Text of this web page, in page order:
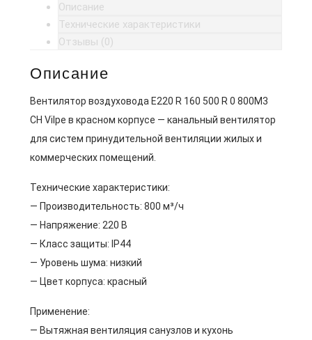
Описание
Технические характеристики
Отзывы (0)
Описание
Вентилятор воздуховода E220 R 160 500 R 0 800M3
CH Vilpe в красном корпусе — канальный вентилятор
для систем принудительной вентиляции жилых и
коммерческих помещений.
Технические характеристики:
— Производительность: 800 м³/ч
— Напряжение: 220 В
— Класс защиты: IP44
— Уровень шума: низкий
— Цвет корпуса: красный
Применение:
— Вытяжная вентиляция санузлов и кухонь